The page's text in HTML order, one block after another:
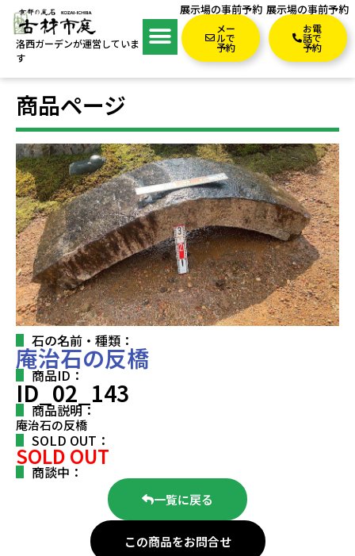
洛西ガーデンが運営していま
す
展示場の事前予約
メー
ルで
予約
展示場の事前予約
お電
話で
予約
商品ページ
石の名前・種類：
庵治石の反橋
商品ID：
ID_02_143
商品説明：
庵治石の反橋
SOLD OUT：
SOLD OUT
商談中：
一覧に戻る
この商品をお問合せ